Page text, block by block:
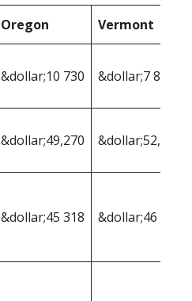
Oregon Vermont
&dollar;10 730 &dollar;7 891
&dollar;49,270 &dollar;52,109
&dollar;45 318 &dollar;46 619